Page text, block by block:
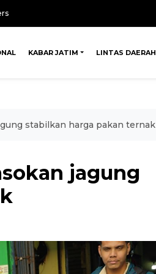
KABAR JATIM LINTAS DAERAH
stabilkan harga pakan ternak
jagung